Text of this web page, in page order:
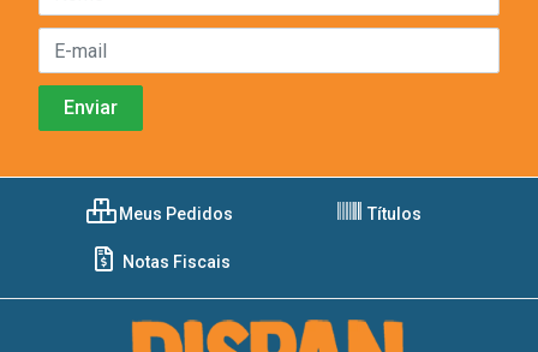
Meus Pedidos Títulos
Notas Fiscais